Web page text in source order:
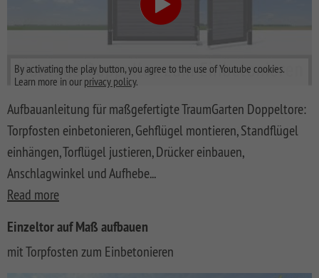
By activating the play button, you agree to the use of Youtube cookies.
Learn more in our privacy policy.
Aufbauanleitung für maßgefertigte TraumGarten Doppeltore:
Torpfosten einbetonieren, Gehflügel montieren, Standflügel
einhängen, Torflügel justieren, Drücker einbauen,
Anschlagwinkel und Aufhebe...
Read more
Einzeltor auf Maß aufbauen
mit Torpfosten zum Einbetonieren